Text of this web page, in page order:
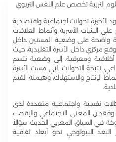
التربية تخصص علم النفس التربوي
الأخيرة تحولات اجتماعية واقتصادية
البنيات الأسرية وأنماط العلاقات
واضحة على وضعية المسنين داخل
مركزي داخل الأسرة التقليدية، حيث
ومعرفية، إلى وضعية تتسم
نتيجة التحولات التي مست الأسرة
الإنتاج والاستهلاك، وهيمنة القيم
نفسية واجتماعية متعددة لدى
وفقدان المعنى الاجتماعي والإقصاء
في السياق المغربي الحديث سؤالاً
البيولوجي نحو أبعاد ثقافية